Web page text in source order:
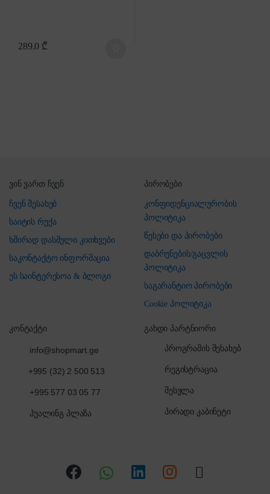
289.0 ₾
ვინ ვართ ჩვენ
ჩვენ შესახებ
საიტის რუქა
ხშირად დასმული კითხვები
საკონტაქტო ინფორმაცია
ეს საინტერესოა & ბლოგი
პირობები
კონფიდენციალურობის
პოლიტიკა
წესები და პირობები
დაბრუნების/გაცვლის
პოლიტიკა
საგარანტიო პირობები
Cookie პოლიტიკა
კონტაქტი
info@shopmart.ge
+995 (32) 2 500 513
+995 577 03 05 77
ჰუალინგ პლაზა
გახდი პარტნიორი
პროგრამის შესახებ
რეგისტრაცია
შესვლა
პირადი კაბინეტი